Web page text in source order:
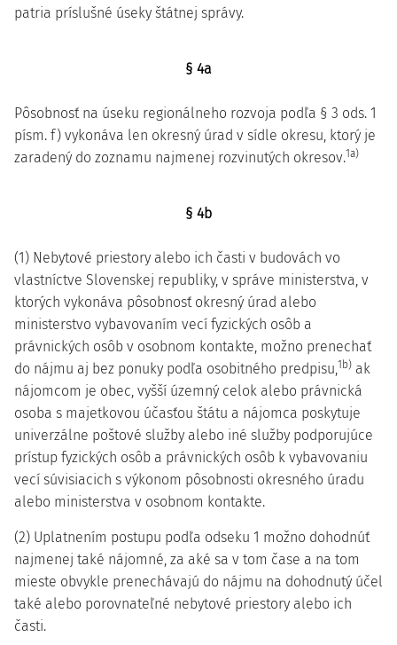
patria príslušné úseky štátnej správy.
§ 4a
Pôsobnosť na úseku regionálneho rozvoja podľa § 3 ods. 1
písm. f) vykonáva len okresný úrad v sídle okresu, ktorý je
zaradený do zoznamu najmenej rozvinutých okresov.1a)
§ 4b
(1) Nebytové priestory alebo ich časti v budovách vo
vlastníctve Slovenskej republiky, v správe ministerstva, v
ktorých vykonáva pôsobnosť okresný úrad alebo
ministerstvo vybavovaním vecí fyzických osôb a
právnických osôb v osobnom kontakte, možno prenechať
do nájmu aj bez ponuky podľa osobitného predpisu,1b) ak
nájomcom je obec, vyšší územný celok alebo právnická
osoba s majetkovou účasťou štátu a nájomca poskytuje
univerzálne poštové služby alebo iné služby podporujúce
prístup fyzických osôb a právnických osôb k vybavovaniu
vecí súvisiacich s výkonom pôsobnosti okresného úradu
alebo ministerstva v osobnom kontakte.
(2) Uplatnením postupu podľa odseku 1 možno dohodnúť
najmenej také nájomné, za aké sa v tom čase a na tom
mieste obvykle prenechávajú do nájmu na dohodnutý účel
také alebo porovnateľné nebytové priestory alebo ich
časti.